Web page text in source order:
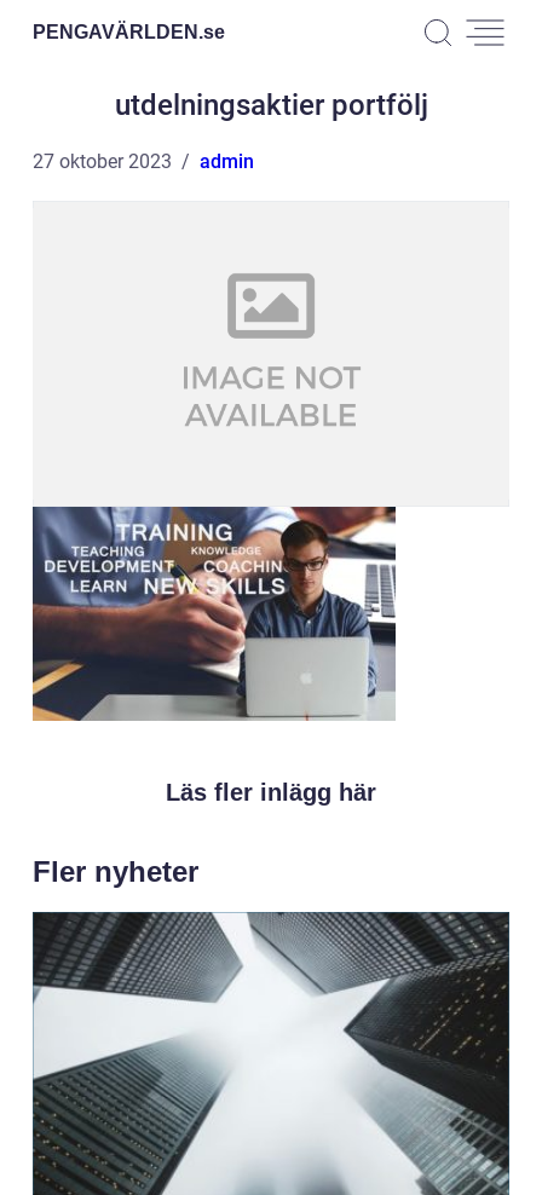
PENGAVÄRLDEN.se
utdelningsaktier portfölj
27 oktober 2023 admin
Läs fler inlägg här
Fler nyheter